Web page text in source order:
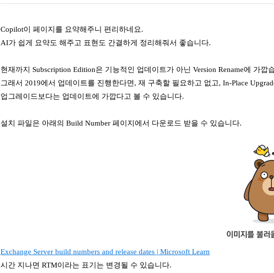
Copilot이 페이지를 요약해주니 편리하네요.
AI가 쉽게 요약도 해주고 표현도 간결하게 정리해줘서 좋습니다.
현재까지 Subscription Edition은 기능적인 업데이트가 아닌 Version Rename에 가깝
그래서 2019에서 업데이트를 진행한다면, 재 구축할 필요하고 없고, In-Place
업그레이드보다는 업데이트에 가깝다고 볼 수 있습니다.
설치 파일은 아래의 Build Number 페이지에서 다운로드 받을 수 있습니다.
Exchange Server build numbers and release dates | Microsoft Learn
시간 지나면 RTM이라는 표기는 변경될 수 있습니다.